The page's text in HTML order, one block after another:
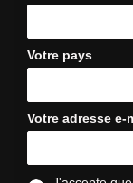
Votre pays
Votre adresse e-